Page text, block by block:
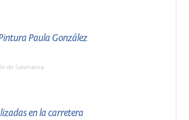
Paula González
de Salamanca
en la carretera